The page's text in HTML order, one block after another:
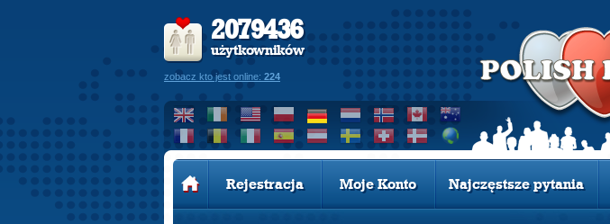
2079436
użytkowników
zobacz kto jest online: 224
Rejestracja Moje Konto Najczęstsze pytania